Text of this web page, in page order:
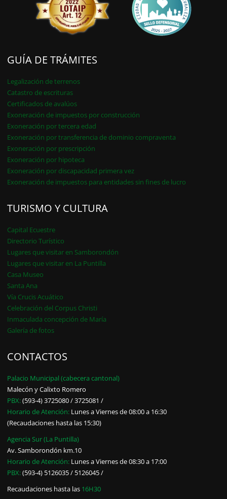
GUÍA DE TRÁMITES
Legalización de terrenos
Catastro de escrituras
Certificados de avalúos
Exoneración de impuestos por construcción
Exoneración por tercera edad
Exoneración por transferencia de dominio compraventa
Exoneración por prescripción
Exoneración por hipoteca
Exoneración por discapacidad primera vez
Exoneración de impuestos para entidades sin fines de lucro
TURISMO Y CULTURA
Capital Ecuestre
Directorio Turístico
Lugares que visitar en Samborondón
Lugares que visitar en La Puntilla
Casa Museo
Santa Ana
Vía Crucis Acuático
Celebración del Corpus Christi
Inmaculada concepción de María
Galería de fotos
CONTACTOS
Palacio Municipal (cabecera cantonal)
Malecón y Calixto Romero
PBX:(593-4) 3725080 / 3725081 /
Horario de Atención: Lunes a Viernes de 08:00 a 16:30
(Recaudaciones hasta las 15:30)
Agencia Sur (La Puntilla)
Av. Samborondón km.10
Horario de Atención: Lunes a Viernes de 08:30 a 17:00
PBX:(593-4) 5126035 / 5126045 /
Recaudaciones hasta las 16H30